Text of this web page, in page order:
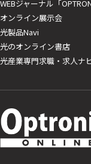
WEBジャーナル「
オンライン展示会
光製品Navi
光のオンライン書店
光産業専門求職・求人ナ